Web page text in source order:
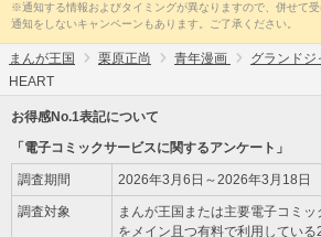
※通知する情報およびタイミングが異なりますので、併せて
通知をしないキャンペーンもあります。ご了承ください。
まんが王国 栗原正尚 青年漫画 グランドジ
HEART
お得感No.1表記について
「電子コミックサービスに関するアンケート」
調査期間 2026年3月6日～2026年3月18日
調査対象
まんが王国または主要電子コミ
をメイン且つ有料で利用してい